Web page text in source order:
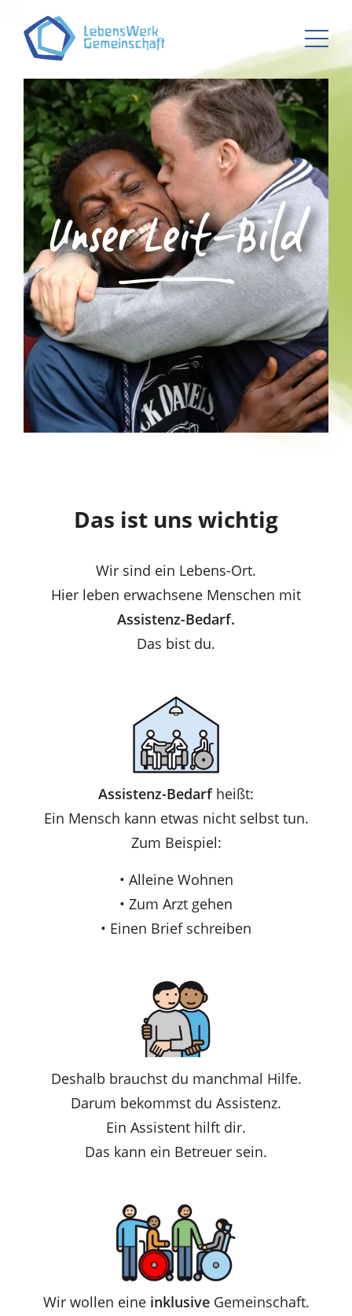
Unser Leit-Bild
D
Das ist uns wichtig
Wir sind ein Lebens-Ort.
Hier leben erwachsene Menschen mit
Assistenz-Bedarf.
Das bist du.
Assistenz-Bedarfheißt:
Ein Mensch kann etwas nicht selbst tun.
Zum Beispiel:
• Alleine Wohnen
• Zum Arzt gehen
• Einen Brief schreiben
Deshalb brauchst du manchmal Hilfe.
Darum bekommst du Assistenz.
Ein Assistent hilft dir.
Das kann ein Betreuer sein.
Wir wollen eine inklusiveGemeinschaft.